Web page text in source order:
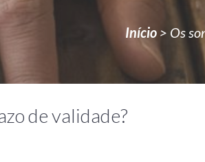
Início > Os
de validade?